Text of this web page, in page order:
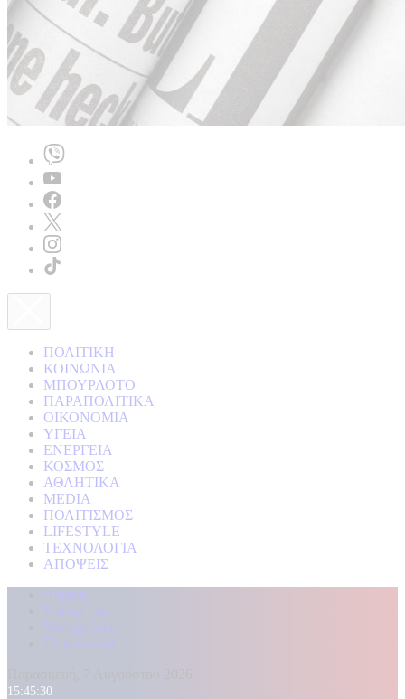
ΠΟΛΙΤΙΚΗ
ΚΟΙΝΩΝΙΑ
ΜΠΟΥΡΛΟΤΟ
ΠΑΡΑΠΟΛΙΤΙΚΑ
ΟΙΚΟΝΟΜΙΑ
ΥΓΕΙΑ
ΕΝΕΡΓΕΙΑ
ΚΟΣΜΟΣ
ΑΘΛΗΤΙΚΑ
MEDIA
ΠΟΛΙΤΙΣΜΟΣ
LIFESTYLE
ΤΕΧΝΟΛΟΓΙΑ
ΑΠΟΨΕΙΣ
Αρχική
Kontra Live
Καταγγελίες
Επικοινωνία
15:45:32